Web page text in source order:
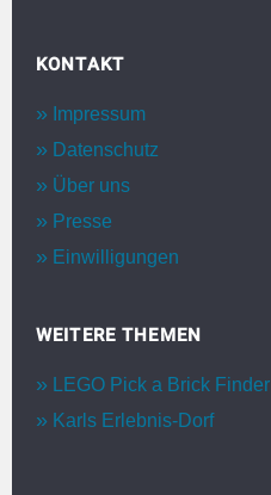
KONTAKT
Impressum
Datenschutz
Über uns
Presse
Einwilligungen
WEITERE THEMEN
LEGO Pick a Brick Finder
Karls Erlebnis-Dorf